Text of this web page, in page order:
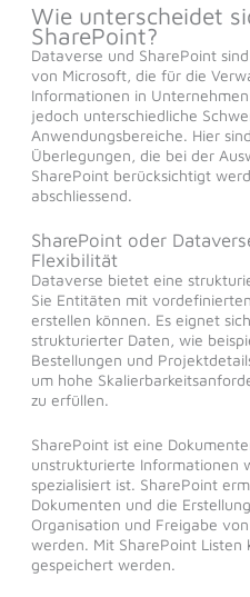
Wie unterscheidet
SharePoint?
Dataverse und SharePoint
von Microsoft, die für die
Informationen in
jedoch unterschiedliche
Anwendungsbereiche. Hier
Überlegungen, die bei der
SharePoint berücksichtigt
abschliessend.
SharePoint oder
Flexibilität
Dataverse bietet eine
Sie Entitäten mit
erstellen können. Es eignet
strukturierter Daten, wie
Bestellungen und
um hohe
zu erfüllen.
SharePoint ist eine
unstrukturierte Informationen
spezialisiert ist. SharePoint
Dokumenten und die
Organisation und Freigabe
werden. Mit SharePoint
gespeichert werden.